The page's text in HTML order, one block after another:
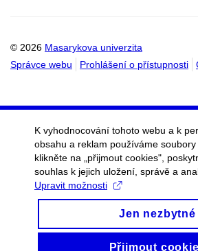
© 2026 Masarykova univerzita
Správce webu
Prohlášení o přístupnosti
K vyhodnocování tohoto webu a k
obsahu a reklam používáme
klikněte na „přijmout cookies",
souhlas k jejich uložení, správě a
Upravit možnosti
Jen nezbytné
Přijmout